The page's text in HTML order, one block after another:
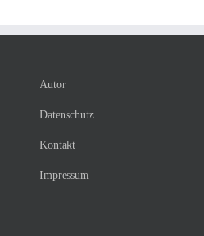
Autor
Datenschutz
Kontakt
Impressum